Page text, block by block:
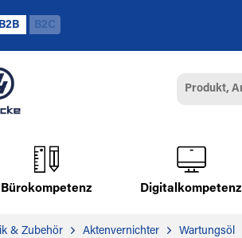
B2B B2C
Bürokompetenz Digitalkompetenz
& Zubehör Aktenvernichter Wartungsöl